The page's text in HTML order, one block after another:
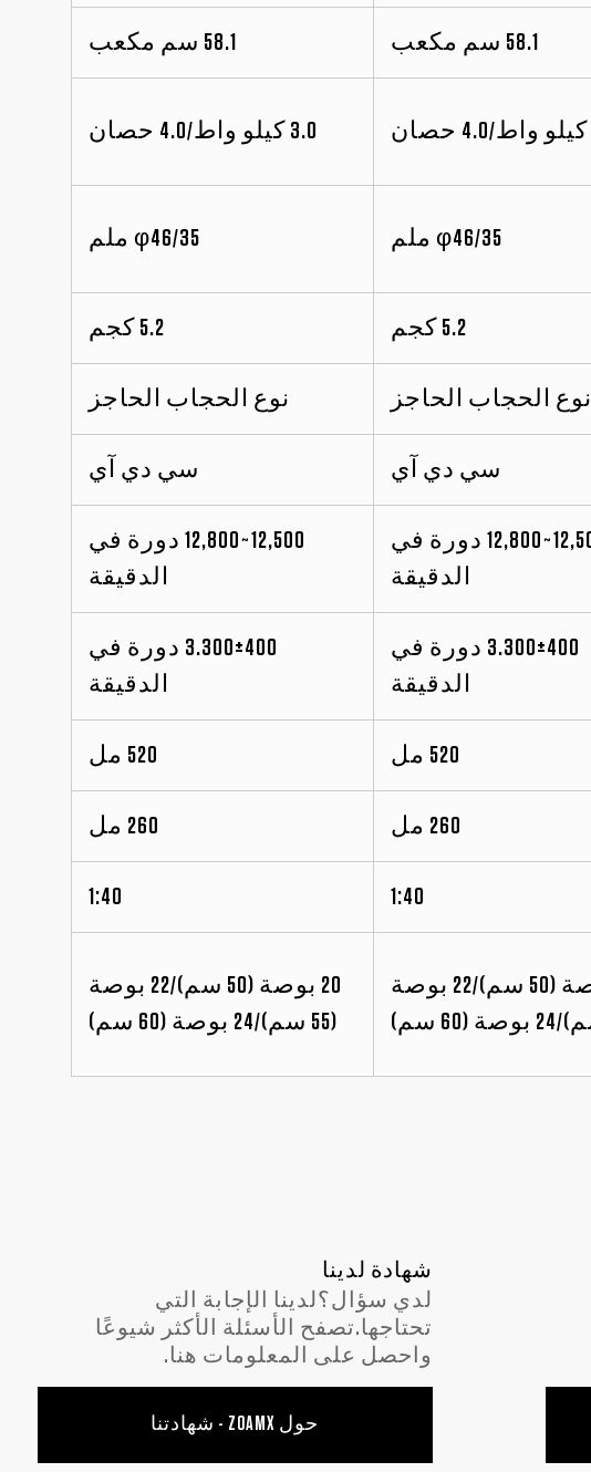
58.1 سم مكعب 58.1 سم مكعب
3.0 كيلو واط/4.0 حصان
φ46/35 ملم φ46/35 ملم
5.2 كجم 5.2 كجم
نوع الحجاب الحاجز نوع الحجاب الحاجز
سي دي آي سي دي آي
12,500~12,800 دورة في
الدقيقة
12,500~12,800 دورة في
الدقيقة
3.300±400 دورة في
الدقيقة
3.300±400 دورة في
الدقيقة
520 مل 520 مل
260 مل 260 مل
1:40
1:40
20 بوصة (50 سم)/22 بوصة
20 بوصة (50 سم)/22 بوصة
(55 سم)/24 بوصة (60 سم)
شهادة لدينا
لدي سؤال؟لدينا الإجابة التي
تحتاجها.تصفح الأسئلة الأكثر شيوعًا
واحصل على المعلومات هنا.
حول ZOAMX - شهادتنا